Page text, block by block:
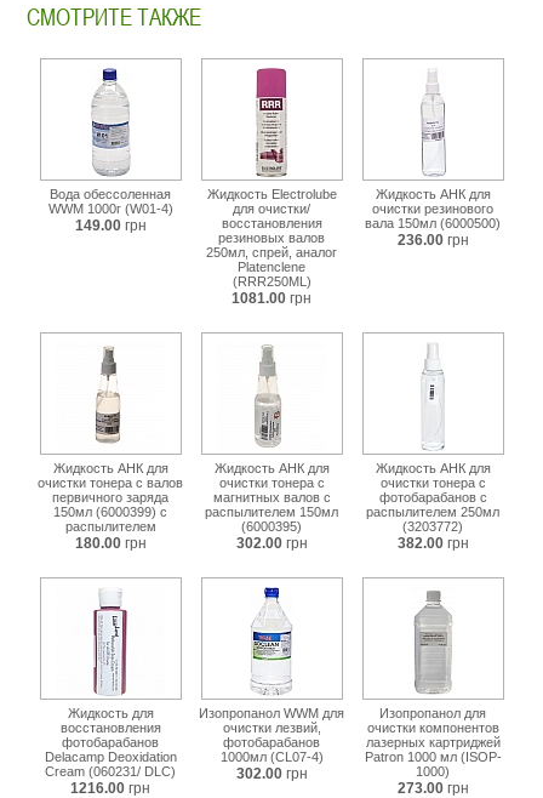
СМОТРИТЕ ТАКЖЕ
Вода обессоленная
WWM 1000г (W01-4)
149.00 грн
Жидкость Electrolube
для очистки/
восстановления
резиновых валов
250мл, спрей, аналог
Platenclene
(RRR250ML)
1081.00 грн
Жидкость АНК для
очистки резинового
вала 150мл (6000500)
236.00 грн
Жидкость АНК для
очистки тонера с валов
первичного заряда
150мл (6000399) с
распылителем
180.00 грн
Жидкость АНК для
очистки тонера с
магнитных валов с
распылителем 150мл
(6000395)
302.00 грн
Жидкость АНК для
очистки тонера с
фотобарабанов с
распылителем 250мл
(3203772)
382.00 грн
Жидкость для
восстановления
фотобарабанов
Delacamp Deoxidation
Cream (060231/ DLC)
1216.00 грн
Изопропанол WWM для
очистки лезвий,
фотобарабанов
1000мл (CL07-4)
302.00 грн
Изопропанол для
очистки компонентов
лазерных картриджей
Patron 1000 мл (ISOP-
1000)
273.00 грн